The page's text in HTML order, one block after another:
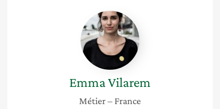
Emma
Vilarem
EmmaVilarem
Métier– France